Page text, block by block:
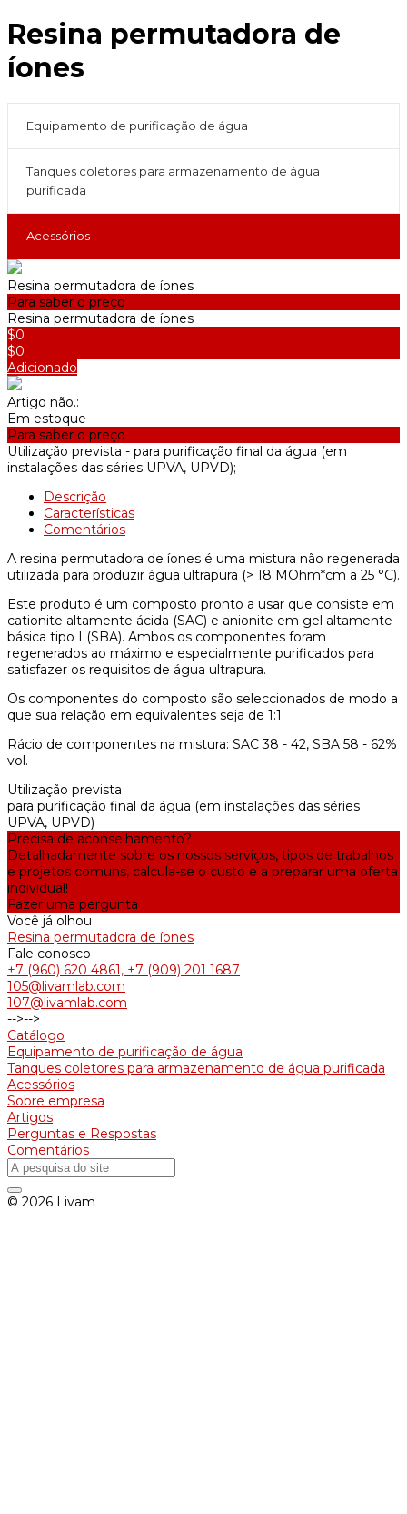
Resina permutadora de
íones
Equipamento de purificação de água
Tanques coletores para armazenamento de água
purificada
Acessórios
Resina permutadora de íones
Para saber o preço
Resina permutadora de íones
$0
$0
Adicionado
Artigo não.:
Em estoque
Para saber o preço
Utilização prevista - para purificação final da água (em
instalações das séries UPVA, UPVD);
Descrição
Características
Comentários
A resina permutadora de íones é uma mistura não regenerada
utilizada para produzir água ultrapura (> 18 MOhm*cm a 25 °C).
Este produto é um composto pronto a usar que consiste em
cationite altamente ácida (SAC) e anionite em gel altamente
básica tipo I (SBA). Ambos os componentes foram
regenerados ao máximo e especialmente purificados para
satisfazer os requisitos de água ultrapura.
Os componentes do composto são seleccionados de modo a
que sua relação em equivalentes seja de 1:1.
Rácio de componentes na mistura: SAC 38 - 42, SBA 58 - 62%
vol.
Utilização prevista
para purificação final da água (em instalações das séries
UPVA, UPVD)
Precisa de aconselhamento?
Detalhadamente sobre os nossos serviços, tipos de trabalhos
e projetos comuns, calcula-se o custo e a preparar uma oferta
individual!
Fazer uma pergunta
Você já olhou
Resina permutadora de íones
Fale conosco
+7 (960) 620 4861, +7 (909) 201 1687
105@livamlab.com
107@livamlab.com
-->-->
Catálogo
Equipamento de purificação de água
Tanques coletores para armazenamento de água purificada
Acessórios
Sobre empresa
Artigos
Perguntas e Respostas
Comentários
© 2026 Livam